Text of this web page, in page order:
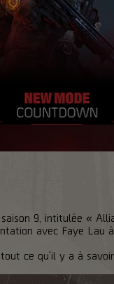
9, intitulée «
avec Faye Lau
ce qu'il y a à